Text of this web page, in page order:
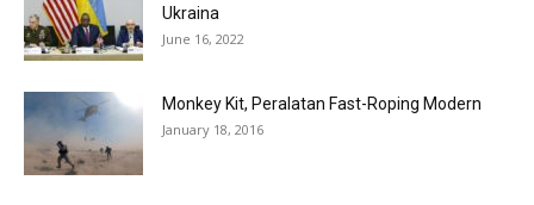
Ukraina
June 16, 2022
Monkey Kit, Peralatan Fast-Roping Modern
January 18, 2016